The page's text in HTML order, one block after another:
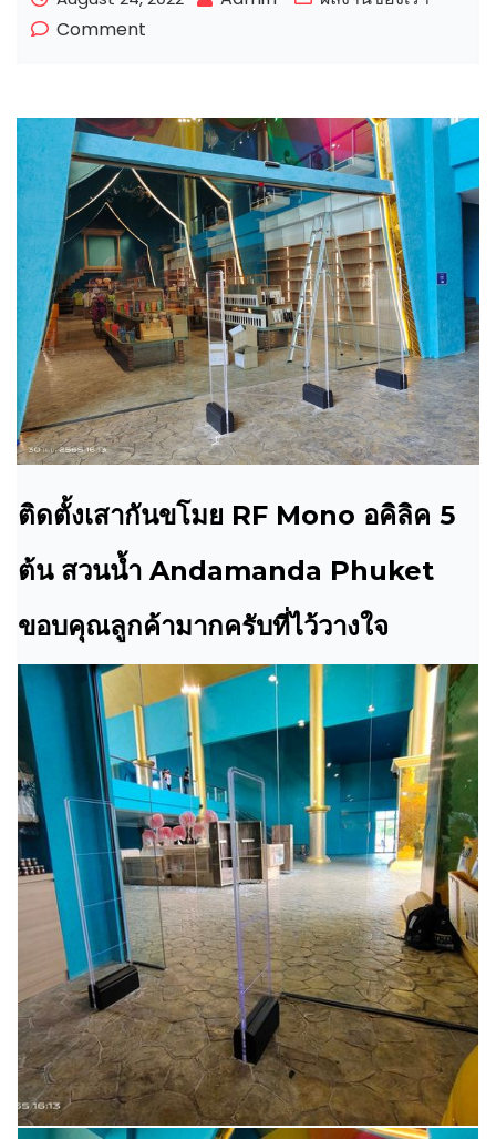
Comment
ติดตั้งเสากันขโมย RF Mono อคิลิค 5
ต้น สวนน้ำ Andamanda Phuket
ขอบคุณลูกค้ามากครับที่ไว้วางใจ